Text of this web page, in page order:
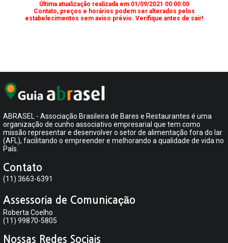
Última atualização realizada em 01/09/2021 00:00:00
Contato, preços e horários podem ser alterados pelos
estabelecimentos sem aviso prévio. Verifique antes de sair!
ABRASEL - Associação Brasileira de Bares e Restaurantes é uma
organização de cunho associativo empresarial que tem como
missão representar e desenvolver o setor de alimentação fora do lar
(AFL), facilitando o empreender e melhorando a qualidade de vida no
País.
Contato
(11) 3663-6391
Assessoria de Comunicação
Roberta Coelho
(11) 99870-5805
Nossas Redes Sociais